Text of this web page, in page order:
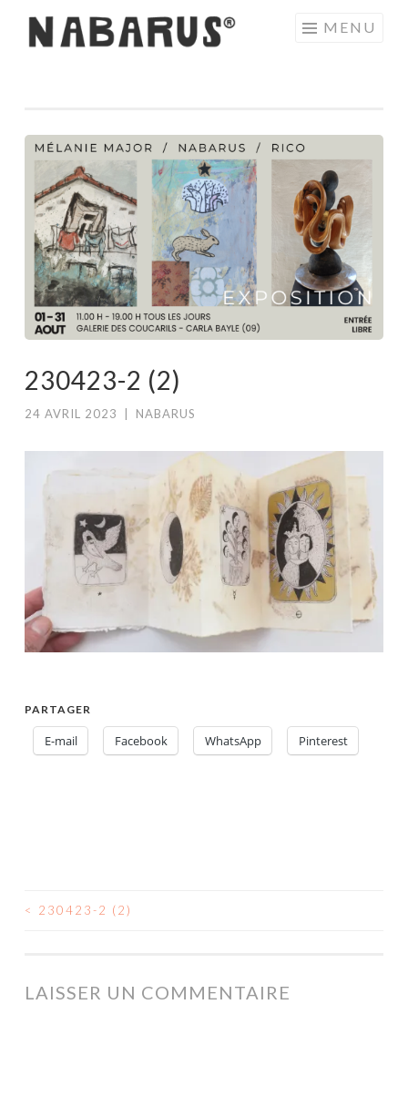
Aller
au
MENU
230423-2 (2)
24 AVRIL 2023 NABARUS
PARTAGER
E-mail Facebook WhatsApp Pinterest
NAVIGATION
ARTICLES
< 230423-2 (2)
LAISSER UN COMMENTAIRE